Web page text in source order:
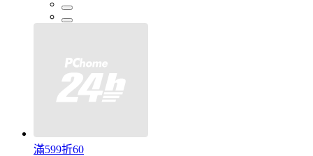
滿599折60